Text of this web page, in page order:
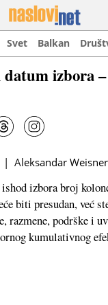
Svet Balkan
izbora
Aleksandar Weisner
ishod izbora broj
biti presudan, već
razmene, podrške i
kumulativnog